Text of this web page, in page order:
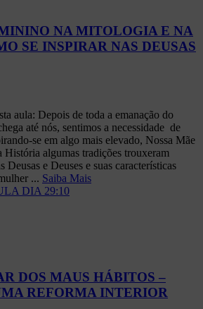
NA MITOLOGIA E NA
SE INSPIRAR NAS DEUSAS
aula: Depois de toda a emanação do
até nós, sentimos a necessidade de
se em algo mais elevado, Nossa Mãe
algumas tradições trouxeram
Deusas e Deuses e suas características
... Saiba Mais
DOS MAUS HÁBITOS –
REFORMA INTERIOR